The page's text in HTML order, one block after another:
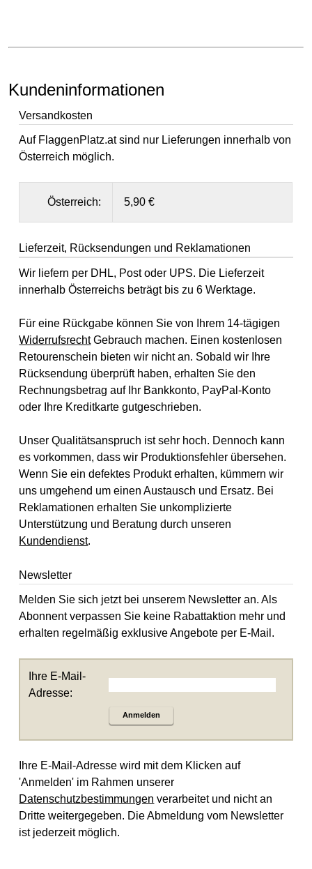
Kundeninformationen
Versandkosten
Auf FlaggenPlatz.at sind nur Lieferungen innerhalb von
Österreich möglich.
Österreich: 5,90 €
Lieferzeit, Rücksendungen und Reklamationen
Wir liefern per DHL, Post oder UPS. Die Lieferzeit
innerhalb Österreichs beträgt bis zu 6 Werktage.
Für eine Rückgabe können Sie von Ihrem 14-tägigen
WiderrufsrechtGebrauch machen. Einen kostenlosen
Retourenschein bieten wir nicht an. Sobald wir Ihre
Rücksendung überprüft haben, erhalten Sie den
Rechnungsbetrag auf Ihr Bankkonto, PayPal-Konto
oder Ihre Kreditkarte gutgeschrieben.
Unser Qualitätsanspruch ist sehr hoch. Dennoch kann
es vorkommen, dass wir Produktionsfehler übersehen.
Wenn Sie ein defektes Produkt erhalten, kümmern wir
uns umgehend um einen Austausch und Ersatz. Bei
Reklamationen erhalten Sie unkomplizierte
Unterstützung und Beratung durch unseren
Kundendienst.
Newsletter
Melden Sie sich jetzt bei unserem Newsletter an. Als
Abonnent verpassen Sie keine Rabattaktion mehr und
erhalten regelmäßig exklusive Angebote per E-Mail.
Ihre E-Mail-
Adresse:
Anmelden
Ihre E-Mail-Adresse wird mit dem Klicken auf
'Anmelden' im Rahmen unserer
Datenschutzbestimmungen verarbeitet und nicht an
Dritte weitergegeben. Die Abmeldung vom Newsletter
ist jederzeit möglich.